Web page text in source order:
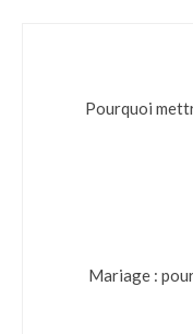
Pourquoi
Mariage :